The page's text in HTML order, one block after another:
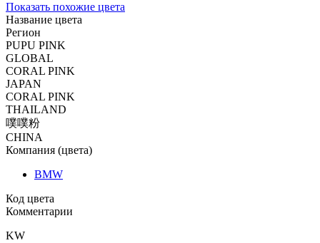
Показать похожие цвета
Название цвета
Регион
PUPU PINK
GLOBAL
CORAL PINK
JAPAN
CORAL PINK
THAILAND
噗噗粉
CHINA
Компания (цвета)
BMW
Код цвета
Комментарии
KW